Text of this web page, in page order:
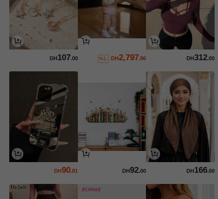
DH312.00
DH2,797.96
%1-
DH107.00
DH 166.00
DH92.00
DH90.81